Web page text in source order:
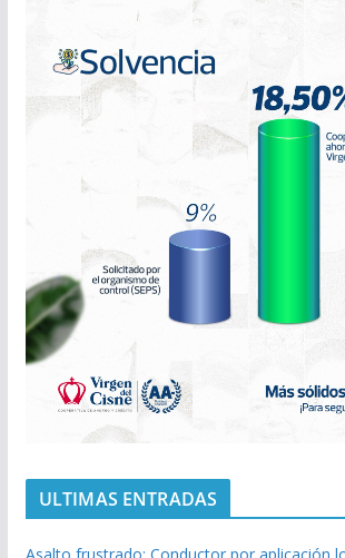
ULTIMAS ENTRADAS
Asalto frustrado: Conductor por aplicación